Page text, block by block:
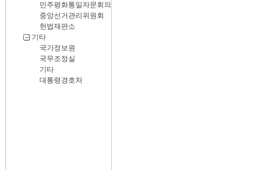
민주평화통일자문회의
중앙선거관리위원회
헌법재판소
기타
국가정보원
국무조정실
기타
대통령경호처